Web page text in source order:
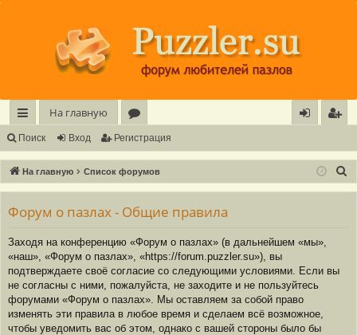
с
ы
лк
и
На главную
о
ру
м
ы
д
ис
тр
Поиск Вход Регистрация
На главную Список форумов
Форум о пазлах - Общие правила
Заходя на конференцию «Форум о пазлах» (в дальнейшем «мы»,
«наш», «Форум о пазлах», «https://forum.puzzler.su»), вы
подтверждаете своё согласие со следующими условиями. Если вы
не согласны с ними, пожалуйста, не заходите и не пользуйтесь
форумами «Форум о пазлах». Мы оставляем за собой право
изменять эти правила в любое время и сделаем всё возможное,
чтобы уведомить вас об этом, однако с вашей стороны было бы